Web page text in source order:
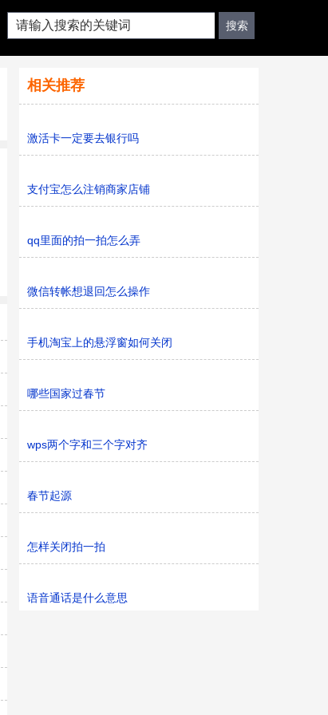
相关推荐
激活卡一定要去银行吗
支付宝怎么注销商家店铺
qq里面的拍一拍怎么弄
微信转帐想退回怎么操作
手机淘宝上的悬浮窗如何关闭
哪些国家过春节
wps两个字和三个字对齐
春节起源
怎样关闭拍一拍
语音通话是什么意思